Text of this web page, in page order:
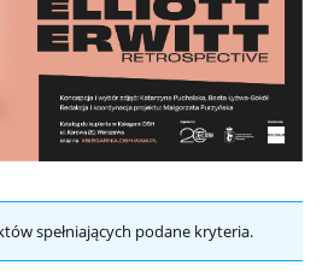
spełniających podane kryteria.